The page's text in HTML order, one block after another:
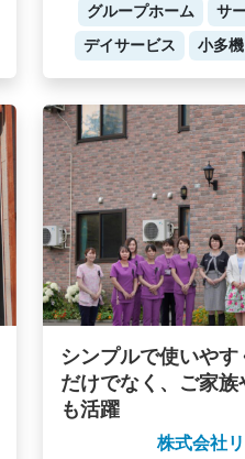
グループホーム
サ
デイサービス
小多機
シンプルで使いや
だけでなく、ご家
も活躍
株式会社